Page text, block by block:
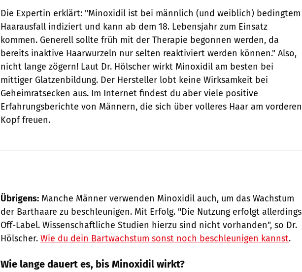
Die Expertin erklärt: "Minoxidil ist bei männlich (und weiblich) bedingtem
Haarausfall indiziert und kann ab dem 18. Lebensjahr zum Einsatz
kommen. Generell sollte früh mit der Therapie begonnen werden, da
bereits inaktive Haarwurzeln nur selten reaktiviert werden können." Also,
nicht lange zögern! Laut Dr. Hölscher wirkt Minoxidil am besten bei
mittiger Glatzenbildung. Der Hersteller lobt keine Wirksamkeit bei
Geheimratsecken aus. Im Internet findest du aber viele positive
Erfahrungsberichte von Männern, die sich über volleres Haar am vorderen
Kopf freuen.
Übrigens: Manche Männer verwenden Minoxidil auch, um das Wachstum
der Barthaare zu beschleunigen. Mit Erfolg. "Die Nutzung erfolgt allerdings
Off-Label. Wissenschaftliche Studien hierzu sind nicht vorhanden", so Dr.
Hölscher. Wie du dein Bartwachstum sonst noch beschleunigen kannst.
Wie lange dauert es, bis Minoxidil wirkt?